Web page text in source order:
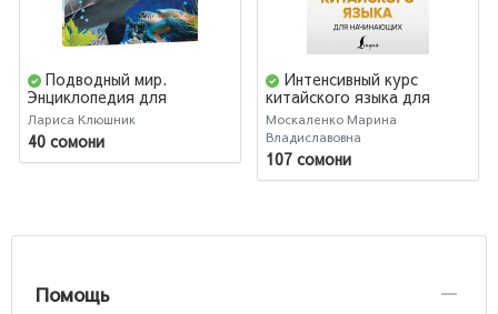
Подводный мир.
Энциклопедия для
детского сада
Лариса Клюшник
40 сомони
Интенсивный курс
китайского языка для
начинающих
Москаленко Марина
Владиславовна
107 сомони
Помощь